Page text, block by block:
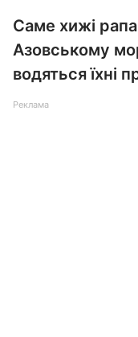
Саме хижі
Азовському
водяться їхні
Реклама